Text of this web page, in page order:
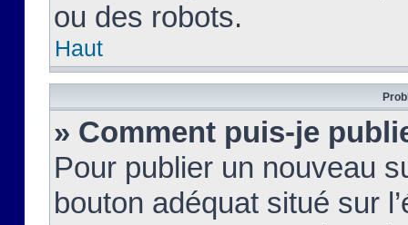
ou des robots.
Haut
» Comment puis-je
Pour publier un nouveau
bouton adéquat situé sur